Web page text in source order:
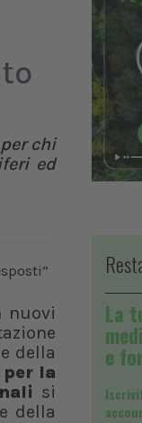
chi
ed
nuovi
della
la
si
della
La
e